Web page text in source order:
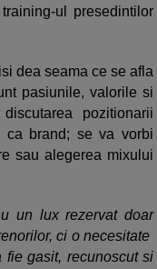
ul presedintilor
dea seama ce se afla
pasiunile, valorile si
pozitionarii
ca brand; se va vorbi
sau alegerea mixului
un lux rezervat doar
ci o necesitate
fie gasit, recunoscut si